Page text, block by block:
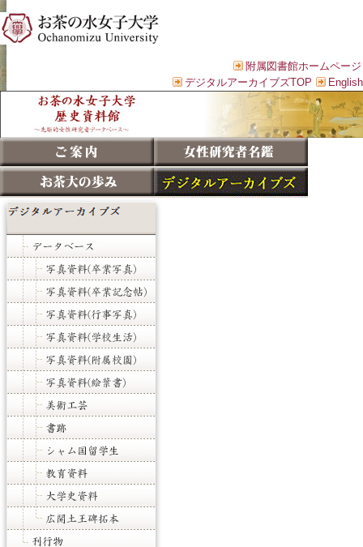
附属図書館ホームページ
デジタルアーカイブズTOP
English